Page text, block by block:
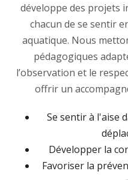
développe des projets
chacun de se sentir
aquatique. Nous
pédagogiques
l’observation et le
offrir un
Se sentir à l'aise
Développer la
Favoriser la